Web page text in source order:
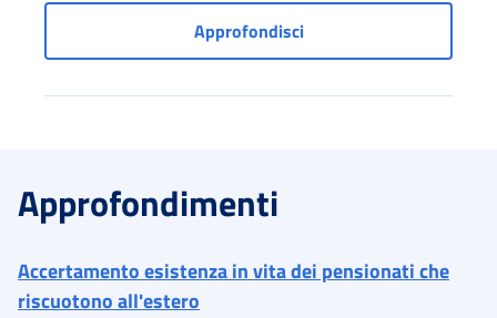
ApprofondisciSezione per le
Approfondimenti
Accertamento esistenza in vita dei pensionati che
riscuotono all'estero